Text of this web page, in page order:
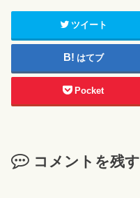
ツイート
はてブ
Pocket
コメントを残す